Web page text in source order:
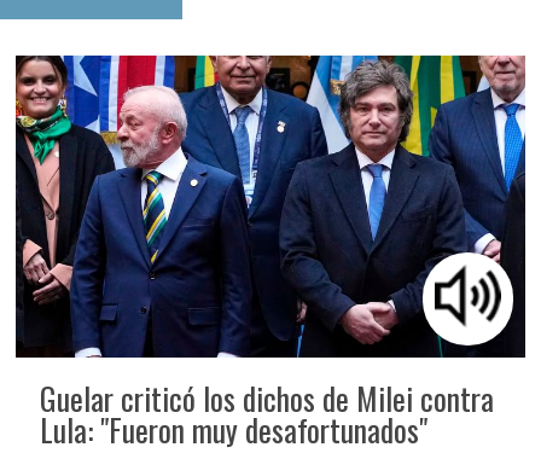
Guelar criticó los dichos de Milei contra
Lula: "Fueron muy desafortunados"